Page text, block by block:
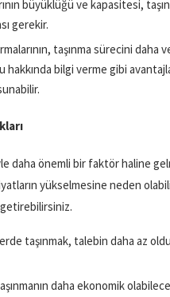
büyüklüğü ve kapasitesi,
gerekir.
taşınma sürecini
bilgi verme gibi
daha önemli bir faktör haline
yükselmesine neden
taşınmak, talebin daha az
taşınmanın daha ekonomik